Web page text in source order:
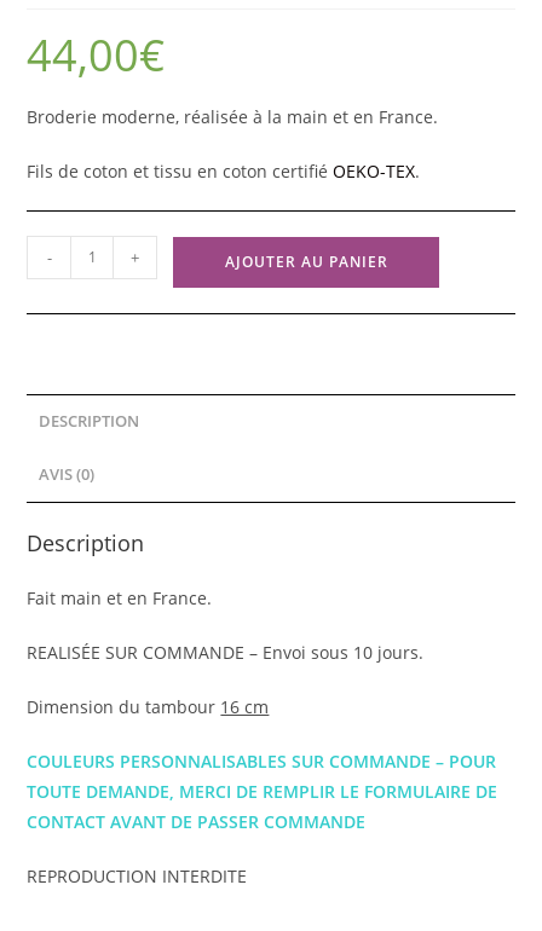
44,00€
Broderie moderne, réalisée à la main et en France.
Fils de coton et tissu en coton certifiéOEKO-TEX.
quantité
de
Broderie
#1
- + AJOUTER AU PANIER
DESCRIPTION
AVIS (0)
Description
Fait main et en France.
REALISÉE SUR COMMANDE – Envoi sous 10 jours.
Dimension du tambour 16 cm
COULEURS PERSONNALISABLES SUR COMMANDE – POUR
TOUTE DEMANDE, MERCI DE REMPLIR LE FORMULAIRE DE
CONTACT AVANT DE PASSER COMMANDE
REPRODUCTION INTERDITE